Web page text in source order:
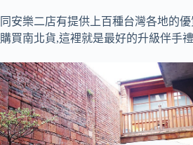
同安樂二店有提供上百種台灣各地的
購買南北貨,這裡就是最好的升級伴手禮